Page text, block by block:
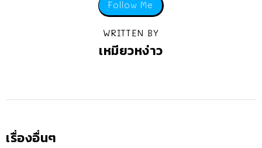
Follow Me
WRITTEN BY
เหมียวหง่าว
เรื่องอื่นๆ